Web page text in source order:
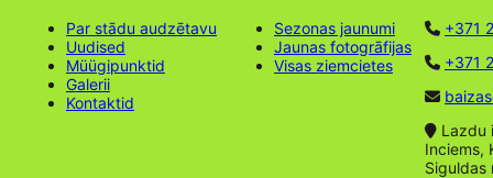
Par stādu audzētavu
Uudised
Müügipunktid
Galerii
Kontaktid
Sezonas jaunumi
Jaunas fotogrāfijas
Visas ziemcietes
+371
+371
Lazdu
Inciems,
Siguldas